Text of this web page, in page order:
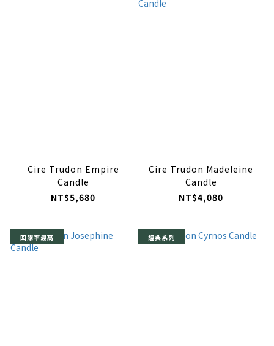
Cire Trudon Empire
Candle
NT$5,680
Cire Trudon Madeleine
Candle
NT$4,080
回購率最高 經典系列